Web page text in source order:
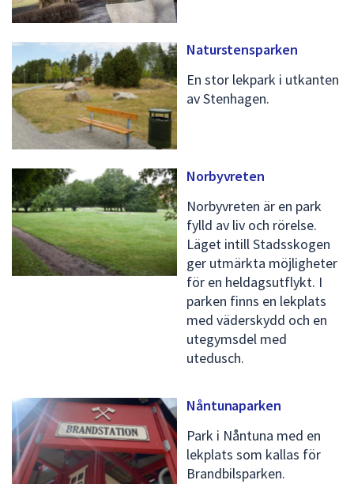
Naturstensparken
En stor lekpark i utkanten
av Stenhagen.
Norbyvreten
Norbyvreten är en park
fylld av liv och rörelse.
Läget intill Stadsskogen
ger utmärkta möjligheter
för en heldagsutflykt. I
parken finns en lekplats
med väderskydd och en
utegymsdel med
utedusch.
Nåntunaparken
Park i Nåntuna med en
lekplats som kallas för
Brandbilsparken.